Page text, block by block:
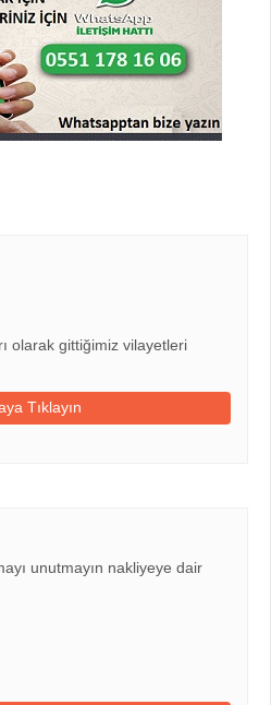
olarak gittiğimiz vilayetleri
Tıklayın
unutmayın nakliyeye dair